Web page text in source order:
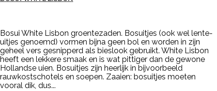
Bosui White Lisbon groentezaden. Bosuitjes (ook wel lente-
uitjes genoemd) vormen bijna geen bol en worden in zijn
geheel vers gesnipperd als bieslook gebruikt. White Lisbon
heeft een lekkere smaak en is wat pittiger dan de gewone
Hollandse uien. Bosuitjes zijn heerlijk in bijvoorbeeld
rauwkostschotels en soepen. Zaaien: bosuitjes moeten
vooral dik, dus...